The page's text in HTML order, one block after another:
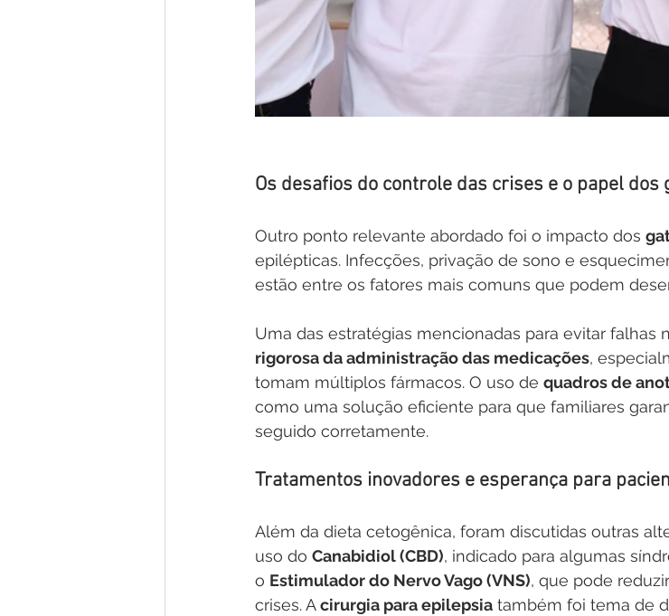
Os desafios do controle das crises e o papel dos
Outro ponto relevante abordado foi o impacto dos
epilépticas. Infecções, privação de sono e
estão entre os fatores mais comuns que podem
Uma das estratégias mencionadas para evitar falhas
rigorosa da administração das medicações,
tomam múltiplos fármacos. O uso de quadros de
como uma solução eficiente para que familiares
seguido corretamente.
Tratamentos inovadores e esperança para
Além da dieta cetogênica, foram discutidas outras
uso do Canabidiol (CBD), indicado para algumas
o Estimulador do Nervo Vago (VNS), que pode
crises. A cirurgia para epilepsia também foi tema de